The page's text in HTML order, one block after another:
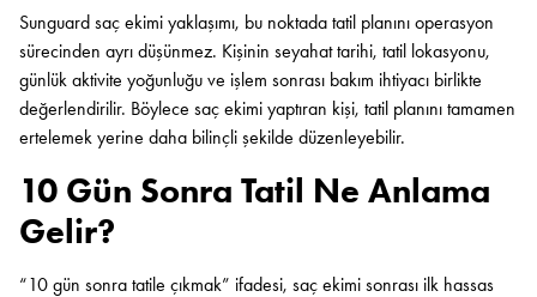
Sunguard saç ekimi yaklaşımı, bu noktada tatil planını operasyon
sürecinden ayrı düşünmez. Kişinin seyahat tarihi, tatil lokasyonu,
günlük aktivite yoğunluğu ve işlem sonrası bakım ihtiyacı birlikte
değerlendirilir. Böylece saç ekimi yaptıran kişi, tatil planını tamamen
ertelemek yerine daha bilinçli şekilde düzenleyebilir.
10 Gün Sonra Tatil Ne Anlama
Gelir?
“10 gün sonra tatile çıkmak” ifadesi, saç ekimi sonrası ilk hassas